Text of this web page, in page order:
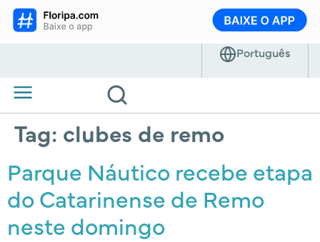
Tag: clubes de remo
Parque Náutico recebe etapa
do Catarinense de Remo
neste domingo